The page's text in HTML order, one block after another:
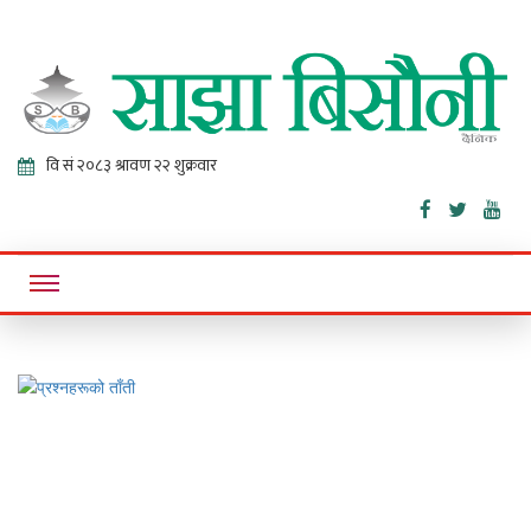
Sajha
Bisaunee
Online News Portal